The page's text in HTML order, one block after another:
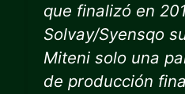
que finalizó en
Solvay/Syensqo
Miteni solo una
de producción